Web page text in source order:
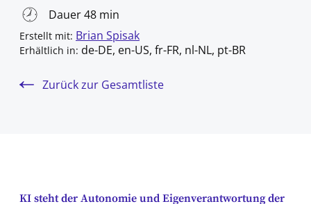
Dauer 48 min
Erstellt mit: Brian Spisak
Erhältlich in: de-DE, en-US, fr-FR, nl-NL, pt-BR
Zurück zur Gesamtliste
KI steht der Autonomie und Eigenverantwortung der